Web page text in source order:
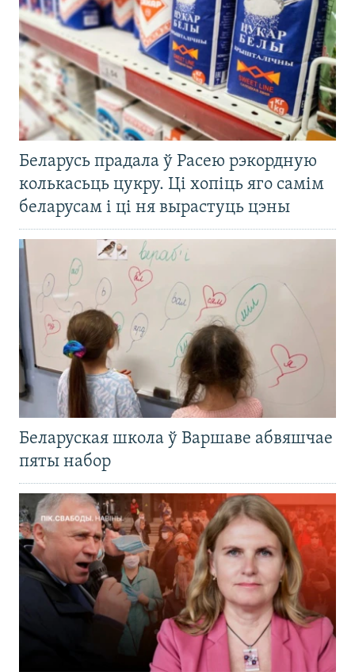
Беларусь прадала ў Расею рэкордную
колькасьць цукру. Ці хопіць яго самім
беларусам і ці ня вырастуць цэны
Беларуская школа ў Варшаве абвяшчае
пяты набор